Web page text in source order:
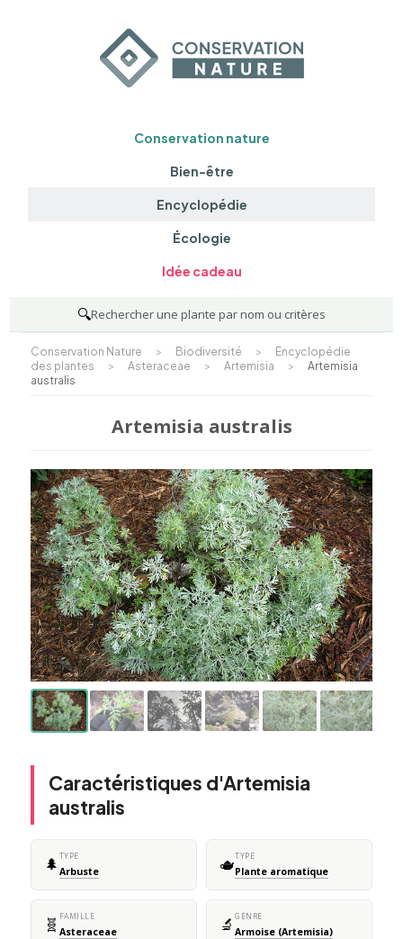
Conservation nature
Bien-être
Encyclopédie
Écologie
Idée cadeau
🔍Rechercher une plante par nom ou critères
Conservation Nature > Biodiversité >
Encyclopédie
des plantes
> Asteraceae > Artemisia >
Artemisia
australis
Artemisia australis
Caractéristiques d'Artemisia
australis
🌲 TYPE
Arbuste 🫖TYPE
Plante aromatique
🧬 FAMILLE
Asteraceae 🔬 GENRE
Armoise (Artemisia)